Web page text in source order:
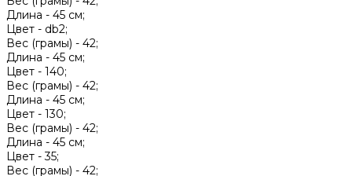
Длина - 45 см;
Цвет - db2;
Вес (грамы) - 42;
Длина - 45 см;
Цвет - 140;
Вес (грамы) - 42;
Длина - 45 см;
Цвет - 130;
Вес (грамы) - 42;
Длина - 45 см;
Цвет -35;
Вес (грамы) - 42;